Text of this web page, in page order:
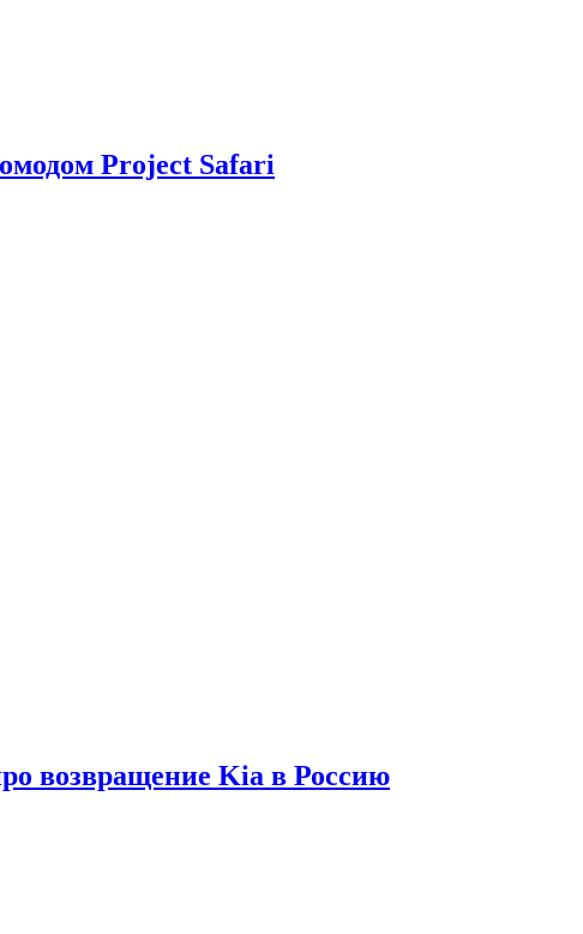
Project Safari
возвращение Kia в Россию